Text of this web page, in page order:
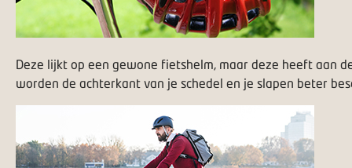
Deze lijkt op een gewone fietshelm, maar deze heeft aan
worden de achterkant van je schedel en je slapen beter